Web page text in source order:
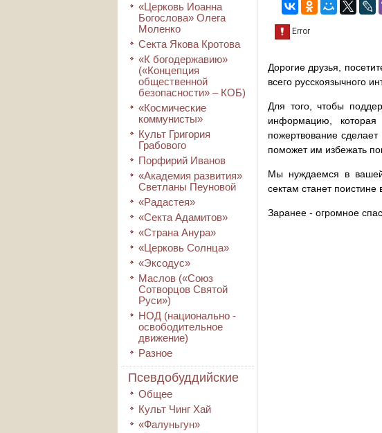
«Церковь Иоанна
Богослова» Олега
Моленко
Секта Якова Кротова
«К богодержавию»
(«Концепция
общественной
безопасности» – КОБ)
«Космические
коммунисты»
Культ Григория
Грабового
Порфирий Иванов
«Академия развития»
Светланы Пеуновой
«Радастея»
«Секта Адамитов»
«Страна Анура»
«Церковь Солнца»
«Эксодус»
Маслов («Союз
Сотворцов Святой
Руси»)
НОД (национально -
освободительное
движение)
Разное
Псевдобуддийские
Общее
Культ Чинг Хай
«Фалуньгун»
Дорогие друзья,
всего русскоязычного
Для того, чтобы
информацию,
пожертвование
поможет им избежать
Мы нуждаемся в вашей
сектам станет
Заранее - огромное